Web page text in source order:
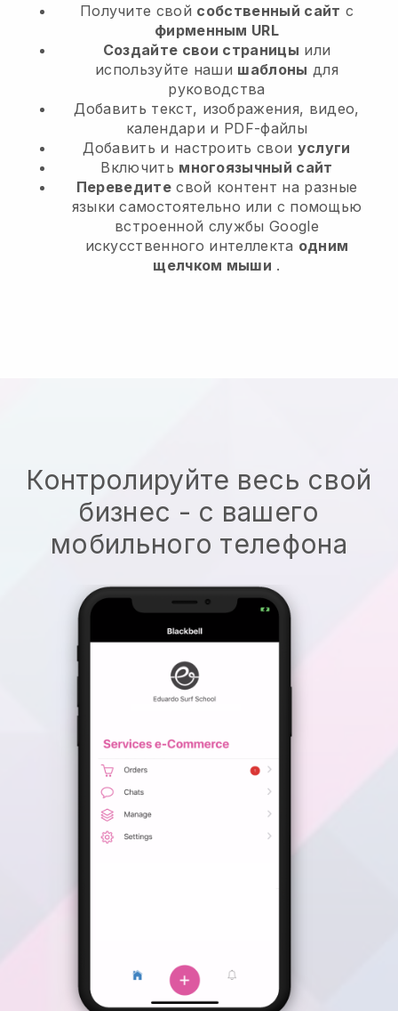
Получите свой собственный сайт с
фирменным URL
Создайте свои страницы или
используйте наши шаблоны для
руководства
Добавить текст, изображения, видео,
календари и PDF-файлы
Добавить и настроить свои услуги
Включить многоязычный сайт
Переведитесвой контент на разные
языки самостоятельно или с помощью
встроенной службы Google
искусственного интеллекта одним
щелчком мыши .
Контролируйте весь свой
бизнес - с вашего
мобильного телефона